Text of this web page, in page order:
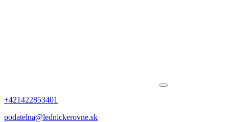
+421422853401
podatelna@lednickerovne.sk